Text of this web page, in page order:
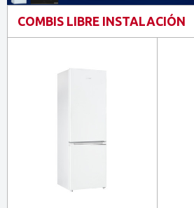
COMBIS LIBRE INSTALACIÓN